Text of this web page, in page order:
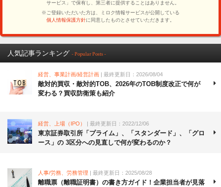
人気記事ランキング - Popular Posts -
経営、事業計画/経営計画 | 最終更新日：2026/08/04
敵対的買収・敵対的TOB、2026年のTOB制度改正で何が
変わる？買収防衛策も紹介
経営、上場（IPO） | 最終更新日：2022/12/06
東京証券取引所「プライム」、「スタンダード」、「グロ
ース」の 3区分への見直しで何が変わるのか？
人事/労務、労務管理 | 最終更新日：2025/08/28
離職票（離職証明書）の書き方ガイド！企業担当者が見落